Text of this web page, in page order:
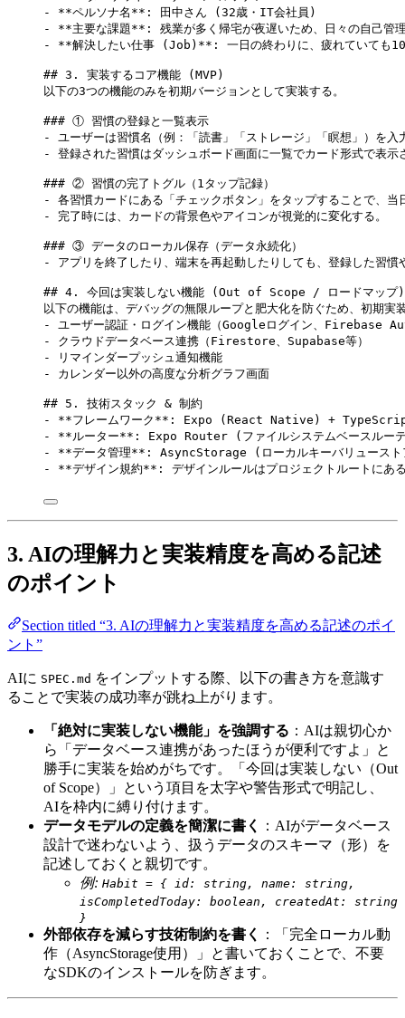
-
**ペルソナ名 ** : 田中さん (32歳・IT会社員)
-
**主要な課題** : 残業が多く帰宅が夜遅いため、日々の自己管
-
**解決したい仕事 (Job) ** : 一日の終わりに、疲れていても
## 3. 実装するコア機能 (MVP)
以下の3つの機能のみを初期バージョンとして実装する。
### ① 習慣の登録と一覧表示
-
ユーザーは習慣名（例：「読書」「ストレージ」「瞑想」）を入
-
登録された習慣はダッシュボード画面に一覧でカード形式で表示
### ② 習慣の完了トグル（1タップ記録）
-
各習慣カードにある「チェックボタン」をタップすることで、
-
完了時には、カードの背景色やアイコンが視覚的に変化する。
### ③ データのローカル保存（データ永続化）
-
アプリを終了したり、端末を再起動したりしても、登録した習
## 4. 今回は実装しない機能 (Out of Scope / ロードマップ)
以下の機能は、デバッグの無限ループと肥大化を防ぐため、初期
-
ユーザー認証・ログイン機能（Googleログイン、Firebase
-
クラウドデータベース連携（Firestore、Supabase等）
-
リマインダープッシュ通知機能
-
カレンダー以外の高度な分析グラフ画面
## 5. 技術スタック & 制約
-
**フレームワーク ** : Expo (React Native) +
-
**ルーター** : Expo Router (ファイルシステムベースルー
-
**データ管理** : AsyncStorage (ローカルキーバリュースト
-
**デザイン規約** : デザインルールはプロジェクトルートにあ
3. AIの理解力と実装精度を高める記述
のポイント
Section titled “3. AIの理解力と実装精度を高める記述のポイ
ント”
AIに SPEC.md をインプットする際、以下の書き方を意識す
ることで実装の成功率が跳ね上がります。
「絶対に実装しない機能」を強調する ：AIは親切心か
ら「データベース連携があったほうが便利ですよ」と
勝手に実装を始めがちです。「今回は実装しない（Out
of Scope）」という項目を太字や警告形式で明記し、
AIを枠内に縛り付けます。
データモデルの定義を簡潔に書く
：AIがデータベース
設計で迷わないよう、扱うデータのスキーマ（形）を
記述しておくと親切です。
例: Habit = { id: string, name: string,
isCompletedToday: boolean, createdAt: string
}
外部依存を減らす技術制約を書く
：「完全ローカル動
作（AsyncStorage使用）」と書いておくことで、不要
なSDKのインストールを防ぎます。